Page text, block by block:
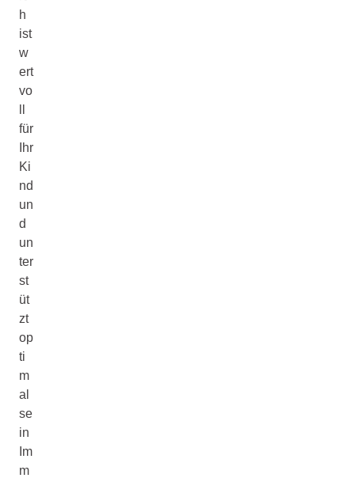
h
ist
w
ert
vo
für
Ihr
Ki
nd
un
d
un
ter
st
üt
zt
op
ti
m
al
se
in
Im
m